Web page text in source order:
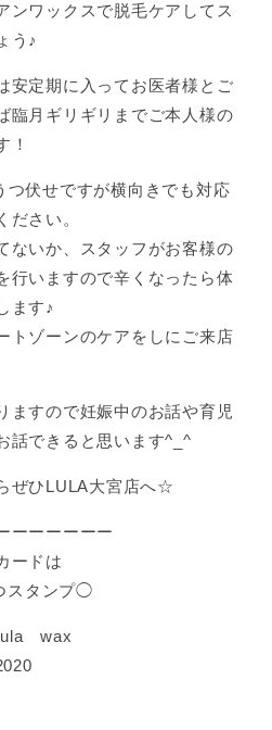
ンワックスで脱毛ケアしてス
う♪
安定期に入ってお医者様とご
臨月ギリギリまでご本人様の
！
つ伏せですが横向きでも対応
ださい。
ないか、スタッフがお客様の
行いますので辛くなったら体
ます♪
トゾーンのケアをしにご来店
ますので妊娠中のお話や育児
話できると思います^_^
ぜひLULA大宮店へ☆
ーーーーーー
ードは
スタンプ◯
wax